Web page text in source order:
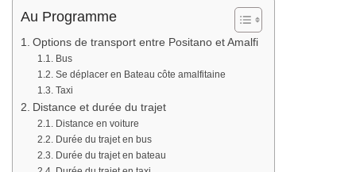
Au Programme
Options de transport entre Positano et Amalfi
Bus
Se déplacer en Bateau côte amalfitaine
Taxi
Distance et durée du trajet
Distance en voiture
Durée du trajet en bus
Durée du trajet en bateau